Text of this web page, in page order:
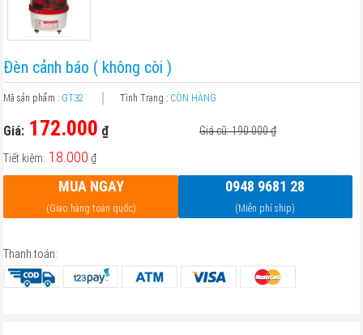
Đèn cảnh báo ( không còi )
Mã sản phẩm : GT32 Tình Trạng : CÒN HÀNG
Giá: 172.000 ₫ Giá cũ: 190.000₫
Tiết kiệm: 18.000 ₫
MUA NGAY
(Giao hàng toàn quốc)
0948 9681 28
(Miễn phí ship)
Thanh toán: